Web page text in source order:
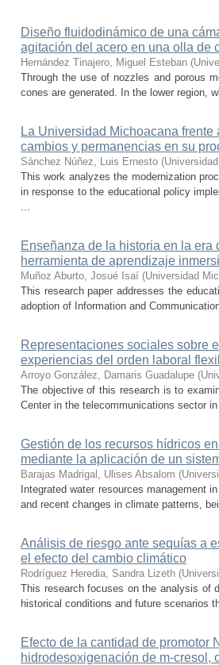
Diseño fluidodinámico de una
agitación del acero en una olla de
Hernández Tinajero, Miguel Esteban (
Through the use of nozzles and porous
cones are generated. In the lower region,
La Universidad Michoacana
cambios y permanencias en su
Sánchez Núñez, Luis Ernesto (
This work analyzes the modernization
in response to the educational policy
...
Enseñanza de la historia en la
herramienta de aprendizaje
Muñoz Aburto, Josué Isaí (Universidad
This research paper addresses the
adoption of Information and
Representaciones sociales sobre
experiencias del orden laboral
Arroyo González, Damaris Guadalupe (
The objective of this research is to
Center in the telecommunications sector
Gestión de los recursos hídricos
mediante la aplicación de un
Barajas Madrigal, Ulises Absalom (
Integrated water resources management
and recent changes in climate patterns,
Análisis de riesgo ante sequías a
el efecto del cambio climático
Rodríguez Heredia, Sandra Lizeth (
This research focuses on the analysis of
historical conditions and future scenarios
Efecto de la cantidad de promotor
hidrodesoxigenación de m-cresol,